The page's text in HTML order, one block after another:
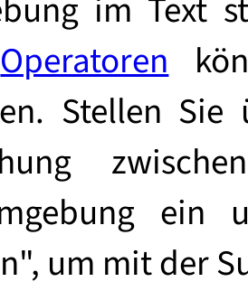
im Text
Operatoren
Stellen
ein
um mit der